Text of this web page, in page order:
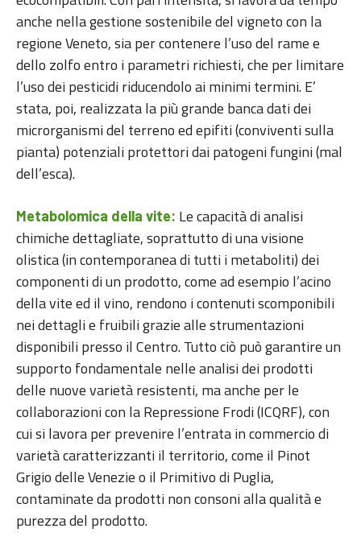
anche nella gestione sostenibile del vigneto con la
regione Veneto, sia per contenere l’uso del rame e
dello zolfo entro i parametri richiesti, che per limitare
l’uso dei pesticidi riducendolo ai minimi termini. E’
stata, poi, realizzata la più grande banca dati dei
microrganismi del terreno ed epifiti (conviventi sulla
pianta) potenziali protettori dai patogeni fungini (mal
dell’esca).
Metabolomica della vite: Le capacità di analisi
chimiche dettagliate, soprattutto di una visione
olistica (in contemporanea di tutti i metaboliti) dei
componenti di un prodotto, come ad esempio l’acino
della vite ed il vino, rendono i contenuti scomponibili
nei dettagli e fruibili grazie alle strumentazioni
disponibili presso il Centro. Tutto ciò può garantire un
supporto fondamentale nelle analisi dei prodotti
delle nuove varietà resistenti, ma anche per le
collaborazioni con la Repressione Frodi (ICQRF), con
cui si lavora per prevenire l’entrata in commercio di
varietà caratterizzanti il territorio, come il Pinot
Grigio delle Venezie o il Primitivo di Puglia,
contaminate da prodotti non consoni alla qualità e
purezza del prodotto.